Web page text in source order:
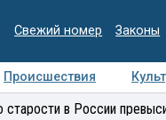
Свежий номер Законы
Происшествия
Интервью
в России